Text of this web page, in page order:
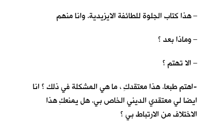
– هذا كتاب الجلوة للطائفة الايزيدية. وانا منهم
– وماذا بعد ؟
– الا تهتم ؟
-اهتم طبعا. هذا معتقدكِ ، ما هي المشكلة في ذلك ؟ انا
ايضا لي معتقدي الديني الخاص بي. هل يمنعكِ هذا
الاختلاف من الارتباط بي ؟